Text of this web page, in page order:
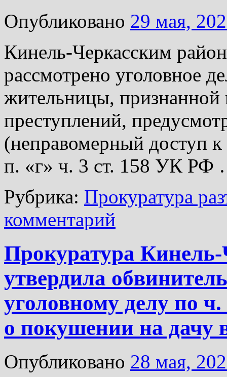
Опубликовано 29 мая,
Кинель-Черкасским
рассмотрено уголовное
жительницы,
преступлений,
(неправомерный доступ
п. «г» ч. 3 ст. 158 УК
Рубрика: Прокуратура
комментарий
Прокуратура Кинель-
утвердила
уголовному делу по
о покушении на дачу
Опубликовано 28 мая,